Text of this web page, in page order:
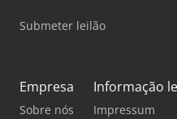
Submeter leilão
Empresa
Sobre nós
Informação
Impressum